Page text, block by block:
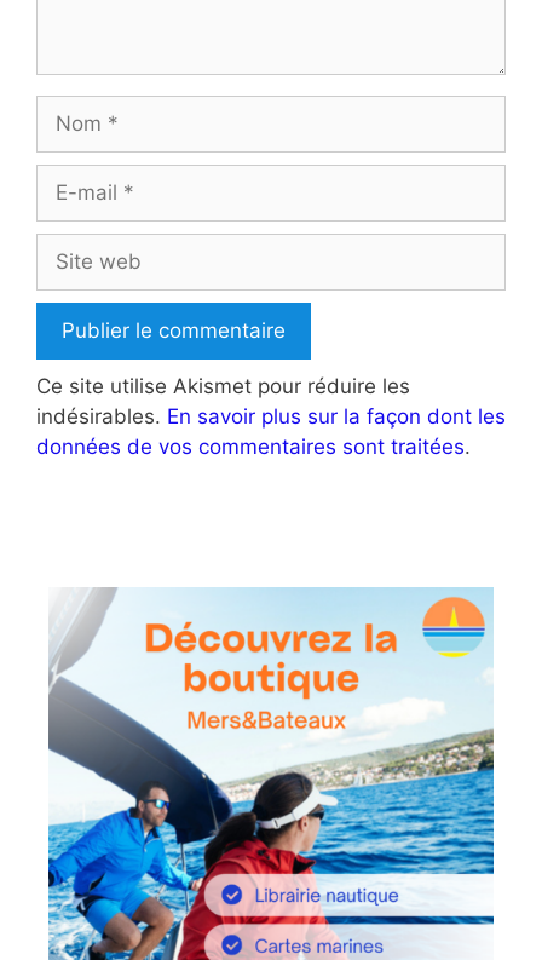
mail
web
Ce site utilise Akismet pour réduire les
indésirables. En savoir plus sur la façon dont les
données de vos commentaires sont traitées.